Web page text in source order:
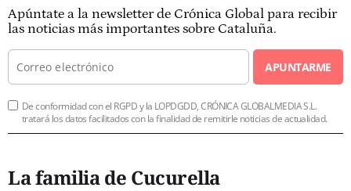
Apúntate a la newsletter de Crónica Global para recibir
las noticias más importantes sobre Cataluña.
APUNTARME
De conformidad con el RGPD y la LOPDGDD, CRÓNICA GLOBALMEDIA S.L.
tratará los datos facilitados con la finalidad de remitirle noticias de actualidad.
La familia de Cucurella